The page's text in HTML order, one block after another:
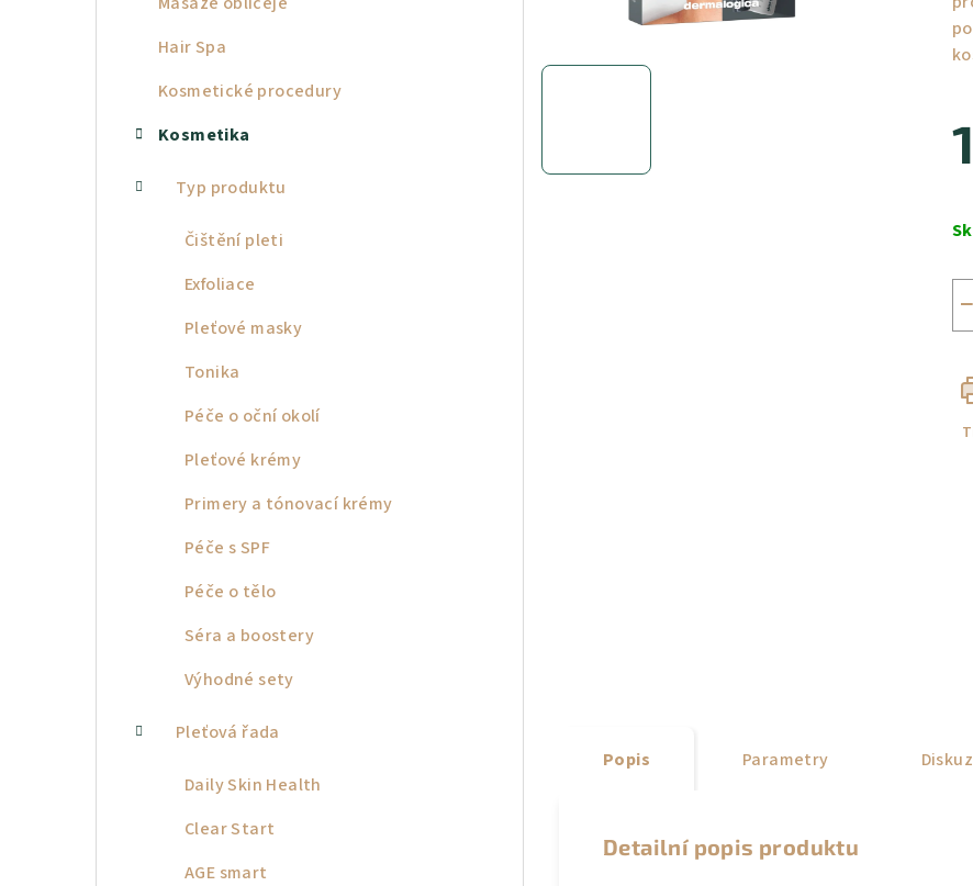
Hair Spa
Kosmetické procedury
Kosmetika
Typ produktu
Čištění pleti
Exfoliace
Pleťové masky
Tonika
Péče o oční okolí
Pleťové krémy
Primery a tónovací krémy
Péče s SPF
Péče o tělo
Séra a boostery
Výhodné sety
Pleťová řada
Daily Skin Health
Clear Start
AGE smart
−
Popis Parametry
Detailní popis produktu